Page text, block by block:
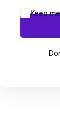
Keep